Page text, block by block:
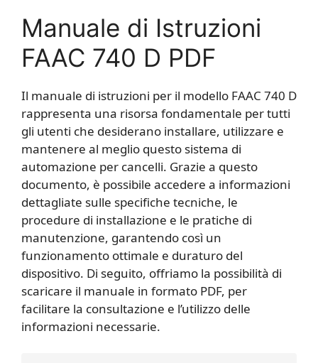
Manuale di Istruzioni
FAAC 740 D PDF
Il manuale di istruzioni per il modello FAAC 740 D
rappresenta una risorsa fondamentale per tutti
gli utenti che desiderano installare, utilizzare e
mantenere al meglio questo sistema di
automazione per cancelli. Grazie a questo
documento, è possibile accedere a informazioni
dettagliate sulle specifiche tecniche, le
procedure di installazione e le pratiche di
manutenzione, garantendo così un
funzionamento ottimale e duraturo del
dispositivo. Di seguito, offriamo la possibilità di
scaricare il manuale in formato PDF, per
facilitare la consultazione e l’utilizzo delle
informazioni necessarie.